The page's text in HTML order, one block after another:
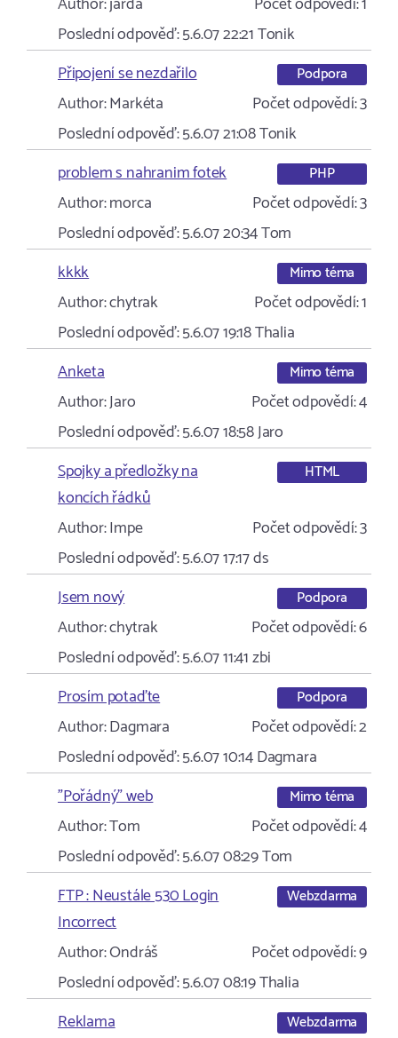
Poslední odpověď:5.6.07 22:21Tonik
Připojení se nezdařilo
Podpora
Author:Markéta Počet odpovědí:3
Poslední odpověď:5.6.07 21:08Tonik
problem s nahranim fotek
PHP
Author:morca Počet odpovědí:3
Poslední odpověď:5.6.07 20:34Tom
kkkk
Mimo téma
Author:chytrak Počet odpovědí:1
Poslední odpověď:5.6.07 19:18Thalia
Anketa
Mimo téma
Author:Jaro Počet odpovědí:4
Poslední odpověď:5.6.07 18:58Jaro
Spojky a předložky na
koncích řádků
HTML
Author:Impe Počet odpovědí:3
Poslední odpověď:5.6.07 17:17ds
Jsem nový
Podpora
Author:chytrak Počet odpovědí:6
Poslední odpověď:5.6.07 11:41zbi
Prosím potaďte
Podpora
Author:Dagmara Počet odpovědí:2
Poslední odpověď:5.6.07 10:14Dagmara
"Pořádný" web
Mimo téma
Author:Tom Počet odpovědí:4
Poslední odpověď:5.6.07 08:29Tom
FTP : Neustále 530 Login
Incorrect
Webzdarma
Author:Ondráš Počet odpovědí:9
Poslední odpověď:5.6.07 08:19Thalia
Reklama
Webzdarma